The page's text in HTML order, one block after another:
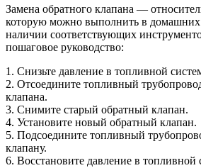
Замена обратного клапана —
которую можно выполнить в домашних
наличии соответствующих
пошаговое руководство:
1. Снизьте давление в топливной
2. Отсоедините топливный
клапана.
3. Снимите старый обратный клапан.
4. Установите новый обратный клапан.
5. Подсоедините топливный
клапану.
6. Восстановите давление в топливной